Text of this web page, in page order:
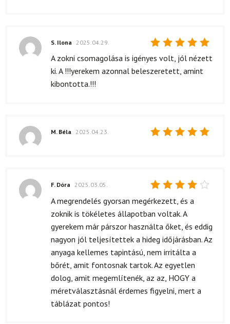
Értékelés:
/ 5
S. Ilona 2025.04.29.
A zokni csomagolása is igényes volt, jól nézett
ki. A !!!yerekem azonnal beleszeretett, amint
kibontotta.!!!
M. Béla 2025.04.23.
Értékelés:
/ 5
F. Dóra 2025.03.05.
A megrendelés gyorsan megérkezett, és a
zoknik is tökéletes állapotban voltak. A
gyerekem már párszor használta őket, és eddig
nagyon jól teljesítettek a hideg időjárásban. Az
anyaga kellemes tapintású, nem irritálta a
bőrét, amit fontosnak tartok. Az egyetlen
dolog, amit megemlítenék, az az, HOGY a
méretválasztásnál érdemes figyelni, mert a
táblázat pontos!